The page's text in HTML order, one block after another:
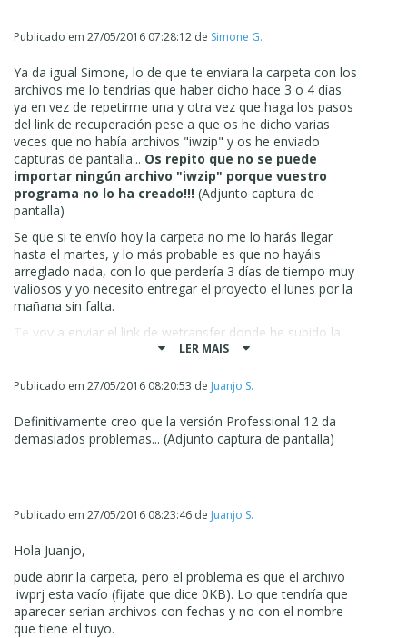
Publicado em 27/05/2016 07:28:12 de Simone G.
Ya da igual Simone, lo de que te enviara la carpeta con los
archivos me lo tendrías que haber dicho hace 3 o 4 días
ya en vez de repetirme una y otra vez que haga los pasos
del link de recuperación pese a que os he dicho varias
veces que no había archivos "iwzip" y os he enviado
capturas de pantalla... Os repito que no se puede
importar ningún archivo "iwzip" porque vuestro
programa no lo ha creado!!! (Adjunto captura de
pantalla)
Se que si te envío hoy la carpeta no me lo harás llegar
hasta el martes, y lo más probable es que no hayáis
arreglado nada, con lo que perdería 3 días de tiempo muy
valiosos y yo necesito entregar el proyecto el lunes por la
mañana sin falta.
Te voy a enviar el link de wetransfer donde he subido la
aprovecharlo, pero como sinceramente, por experiencias
anteriores con vosotros, no creo en absoluto que podáis
Juanjo Santiago.
LER MAIS
Publicado em 27/05/2016 08:20:53 de Juanjo S.
Definitivamente creo que la versión Professional 12 da
demasiados problemas... (Adjunto captura de pantalla)
Publicado em 27/05/2016 08:23:46 de Juanjo S.
Hola Juanjo,
pude abrir la carpeta, pero el problema es que el archivo
.iwprj esta vacío (fijate que dice 0KB). Lo que tendría que
aparecer serian archivos con fechas y no con el nombre
que tiene el tuyo.